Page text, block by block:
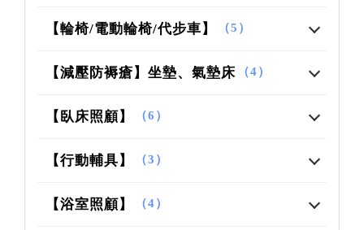
【輪椅/電動輪椅/代步車】 （5）
【減壓防褥瘡】坐墊、氣墊床 （4）
【臥床照顧】 （6）
【行動輔具】 （3）
【浴室照顧】 （4）